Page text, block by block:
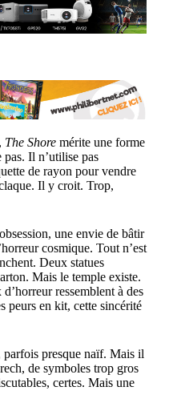
The Shoremérite une forme
pas. Il n’utilise pas
de rayon pour vendre
Il y croit. Trop,
une envie de bâtir
cosmique. Tout n’est
Deux statues
Mais le temple existe.
ressemblent à des
peurs en kit, cette sincérité
presque naïf. Mais il
de symboles trop gros
certes. Mais une